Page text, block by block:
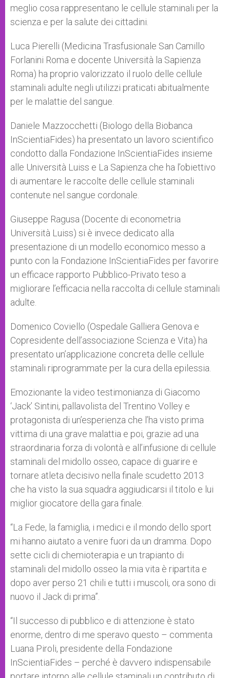
meglio cosa rappresentano le cellule staminali per la
scienza e per la salute dei cittadini.
Luca Pierelli (Medicina Trasfusionale San Camillo
Forlanini Roma e docente Università la Sapienza
Roma) ha proprio valorizzato il ruolo delle cellule
staminali adulte negli utilizzi praticati abitualmente
per le malattie del sangue.
Daniele Mazzocchetti (Biologo della Biobanca
InScientiaFides) ha presentato un lavoro scientifico
condotto dalla Fondazione InScientiaFides insieme
alle Università Luiss e La Sapienza che ha l’obiettivo
di aumentare le raccolte delle cellule staminali
contenute nel sangue cordonale.
Giuseppe Ragusa (Docente di econometria
Università Luiss) si è invece dedicato alla
presentazione di un modello economico messo a
punto con la Fondazione InScientiaFides per favorire
un efficace rapporto Pubblico-Privato teso a
migliorare l’efficacia nella raccolta di cellule staminali
adulte.
Domenico Coviello (Ospedale Galliera Genova e
Copresidente dell’associazione Scienza e Vita) ha
presentato un’applicazione concreta delle cellule
staminali riprogrammate per la cura della epilessia.
Emozionante la video testimonianza di Giacomo
‘Jack’ Sintini, pallavolista del Trentino Volley e
protagonista di un’esperienza che l’ha visto prima
vittima di una grave malattia e poi, grazie ad una
straordinaria forza di volontà e all’infusione di cellule
staminali del midollo osseo, capace di guarire e
tornare atleta decisivo nella finale scudetto 2013
che ha visto la sua squadra aggiudicarsi il titolo e lui
miglior giocatore della gara finale.
“La Fede, la famiglia, i medici e il mondo dello sport
mi hanno aiutato a venire fuori da un dramma. Dopo
sette cicli di chemioterapia e un trapianto di
staminali del midollo osseo la mia vita è ripartita e
dopo aver perso 21 chili e tutti i muscoli, ora sono di
nuovo il Jack di prima”.
“Il successo di pubblico e di attenzione è stato
enorme, dentro di me speravo questo – commenta
Luana Piroli, presidente della Fondazione
InScientiaFides – perché è davvero indispensabile